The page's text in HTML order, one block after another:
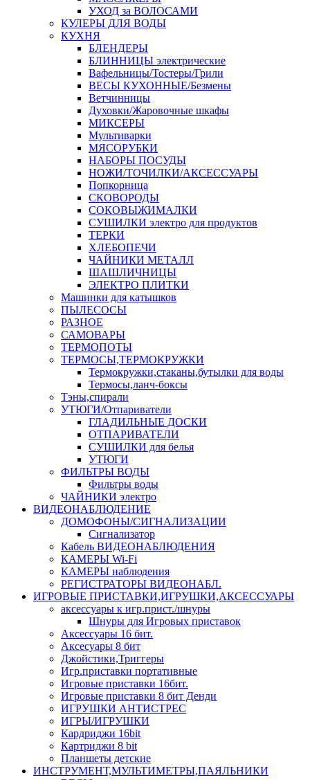
УХОД за ВОЛОСАМИ
КУЛЕРЫ ДЛЯ ВОДЫ
КУХНЯ
БЛЕНДЕРЫ
БЛИННИЦЫ электрические
Вафельницы/Тостеры/Грили
ВЕСЫ КУХОННЫЕ/Безмены
Ветчинницы
Духовки/Жаровочные шкафы
МИКСЕРЫ
Мультиварки
МЯСОРУБКИ
НАБОРЫ ПОСУДЫ
НОЖИ/ТОЧИЛКИ/АКСЕССУАРЫ
Попкорница
СКОВОРОДЫ
СОКОВЫЖИМАЛКИ
СУШИЛКИ электро для продуктов
ТЕРКИ
ХЛЕБОПЕЧИ
ЧАЙНИКИ МЕТАЛЛ
ШАШЛИЧНИЦЫ
ЭЛЕКТРО ПЛИТКИ
Машинки для катышков
ПЫЛЕСОСЫ
РАЗНОЕ
САМОВАРЫ
ТЕРМОПОТЫ
ТЕРМОСЫ,ТЕРМОКРУЖКИ
Термокружки,стаканы,бутылки для воды
Термосы,ланч-боксы
Тэны,спирали
УТЮГИ/Отпариватели
ГЛАДИЛЬНЫЕ ДОСКИ
ОТПАРИВАТЕЛИ
СУШИЛКИ для белья
УТЮГИ
ФИЛЬТРЫ ВОДЫ
Фильтры воды
ЧАЙНИКИ электро
ВИДЕОНАБЛЮДЕНИЕ
ДОМОФОНЫ/СИГНАЛИЗАЦИИ
Сигнализатор
Кабель ВИДЕОНАБЛЮДЕНИЯ
КАМЕРЫ Wi-Fi
КАМЕРЫ наблюдения
РЕГИСТРАТОРЫ ВИДЕОНАБЛ.
ИГРОВЫЕ ПРИСТАВКИ,ИГРУШКИ,АКСЕССУАРЫ
аксесcуары к игр.прист./шнуры
Шнуры для Игровых приставок
Аксессуары 16 бит.
Аксесуары 8 бит
Джойстики,Триггеры
Игр.приставки портативные
Игровые приставки 16бит.
Игровые приставки 8 бит Денди
ИГРУШКИ АНТИСТРЕС
ИГРЫ/ИГРУШКИ
Кардриджи 16bit
Картриджи 8 bit
Планшеты детские
ИНСТРУМЕНТ,МУЛЬТИМЕТРЫ,ПАЯЛЬНИКИ